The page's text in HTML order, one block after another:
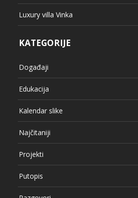
Luxury villa Vinka
KATEGORIJE
Događaji
Edukacija
Kalendar slike
Najčitaniji
Projekti
Putopis